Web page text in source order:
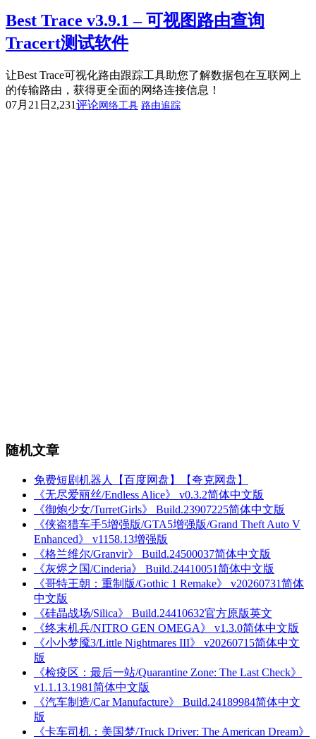
Best Trace v3.9.1 – 可视图路由查询
Tracert测试软件
让Best Trace可视化路由跟踪工具助您了解数据包在互联网上
的传输路由，获得更全面的网络连接信息！
07月21日 2,231评论网络工具 路由追踪
随机文章
免费短剧机器人【百度网盘】【夸克网盘】
《无尽爱丽丝/Endless Alice》 v0.3.2简体中文版
《御炮少女/TurretGirls》 Build.23907225简体中文版
《侠盗猎车手5增强版/GTA5增强版/Grand Theft Auto V
Enhanced》 v1158.13增强版
《格兰维尔/Granvir》 Build.24500037简体中文版
《灰烬之国/Cinderia》 Build.24410051简体中文版
《哥特王朝：重制版/Gothic 1 Remake》 v20260731简体
中文版
《硅晶战场/Silica》 Build.24410632官方原版英文
《终末机兵/NITRO GEN OMEGA》 v1.3.0简体中文版
《小小梦魇3/Little Nightmares III》 v20260715简体中文
版
《检疫区：最后一站/Quarantine Zone: The Last Check》
v1.1.13.1981简体中文版
《汽车制造/Car Manufacture》 Build.24189984简体中文
版
《卡车司机：美国梦/Truck Driver: The American Dream》